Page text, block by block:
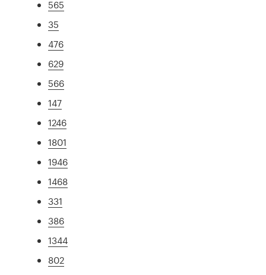
565
35
476
629
566
147
1246
1801
1946
1468
331
386
1344
802